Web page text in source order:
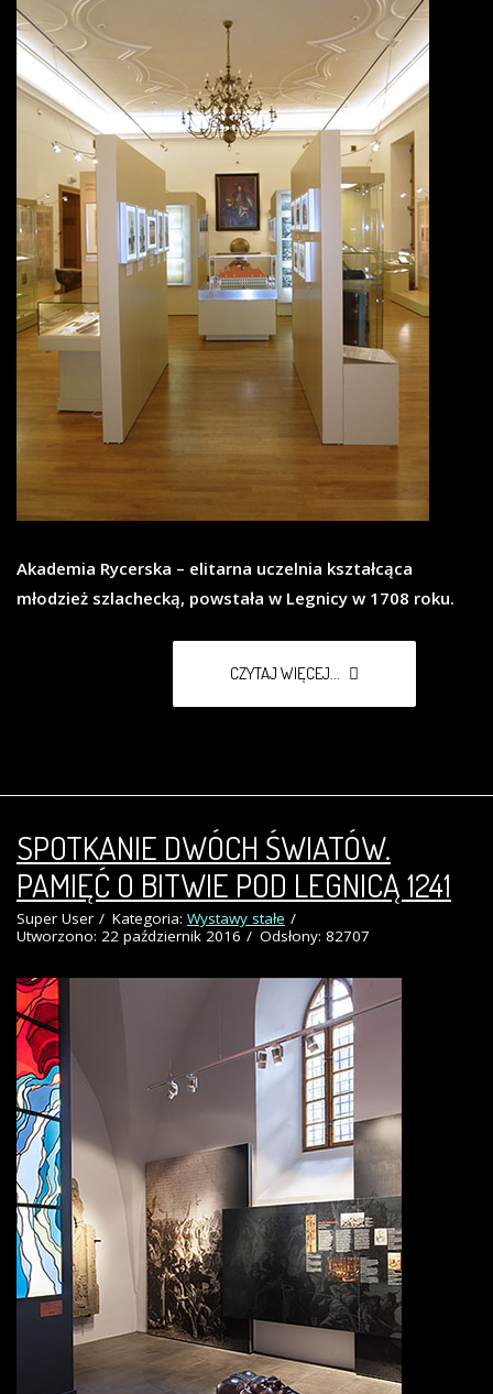
Akademia Rycerska – elitarna uczelnia kształcąca
młodzież szlachecką, powstała w Legnicy w 1708 roku.
CZYTAJ WIĘCEJ...
SPOTKANIE DWÓCH ŚWIATÓW.
PAMIĘĆ O BITWIE POD LEGNICĄ 1241
Super User Kategoria: Wystawy stałe
Utworzono: 22 październik 2016
Odsłony: 82707